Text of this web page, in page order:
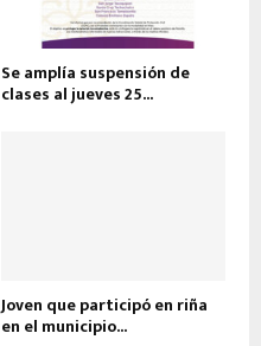
Se amplía suspensión de
clases al jueves 25...
Joven que participó en riña
en el municipio...